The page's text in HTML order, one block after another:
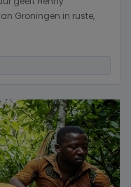
Groningen in ruste,